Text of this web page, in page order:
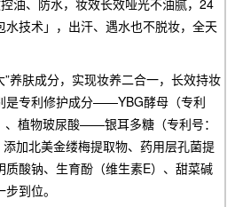
油、防水，妆效长效哑光不油腻，24
技术」，出汗、遇水也不脱妆，全天
养肤成分，实现妆养二合一，长效持妆
是专利修护成分——YBG酵母（专利
植物玻尿酸——银耳多糖（专利号：
加北美金缕梅提取物、药用层孔菌提
酸钠、生育酚（维生素E）、甜菜碱
到位。